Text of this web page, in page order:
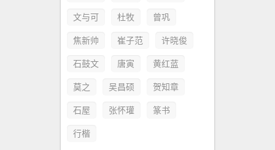
文与可 杜牧 曾巩
焦新帅 崔子范 许晓俊
石鼓文 唐寅 黄红蓝
莫之 吴昌硕 贺知章
石屋 张怀瓘 篆书
行楷